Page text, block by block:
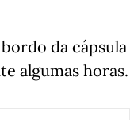
da cápsula
algumas horas.